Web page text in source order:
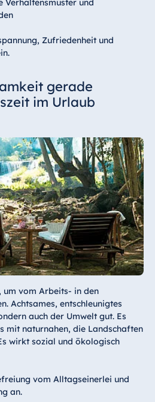
Verhaltensmuster und
Zufriedenheit und
gerade
im Urlaub
um vom Arbeits- in den
Achtsames, entschleunigtes
auch der Umwelt gut. Es
mit naturnahen, die Landschaften
wirkt sozial und ökologisch
vom Alltagseinerlei und
an.